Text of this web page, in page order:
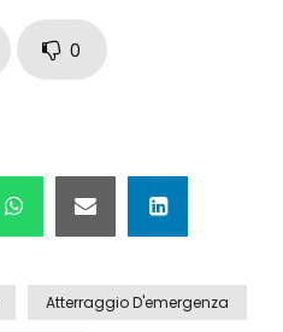
dal letame dopo
0
Atterraggio D'emergenza